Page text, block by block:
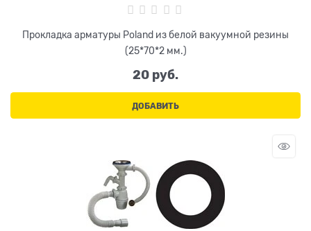
Прокладка арматуры Poland из белой вакуумной резины
(25*70*2 мм.)
20 руб.
ДОБАВИТЬ